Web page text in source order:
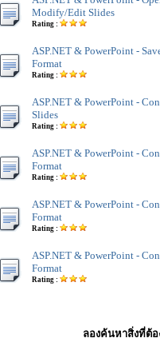
Modify/Edit Slides
Rating :
ASP.NET & PowerPoint -
Format
Rating :
ASP.NET & PowerPoint -
Slides
Rating :
ASP.NET & PowerPoint -
Format
Rating :
ASP.NET & PowerPoint -
Format
Rating :
ASP.NET & PowerPoint -
Format
Rating :
ลองค้นหาสิ่งที่ต้อ